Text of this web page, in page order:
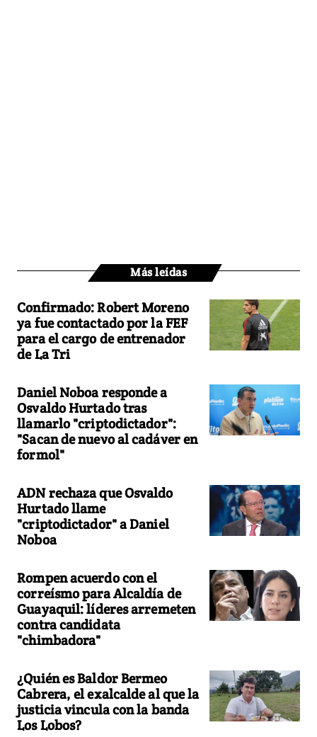
Más leídas
Confirmado: Robert Moreno
ya fue contactado por la FEF
para el cargo de entrenador
de La Tri
Daniel Noboa responde a
Osvaldo Hurtado tras
llamarlo "criptodictador":
"Sacan de nuevo al cadáver en
formol"
ADN rechaza que Osvaldo
Hurtado llame
"criptodictador" a Daniel
Noboa
Rompen acuerdo con el
correísmo para Alcaldía de
Guayaquil: líderes arremeten
contra candidata
"chimbadora"
¿Quién es Baldor Bermeo
Cabrera, el exalcalde al que la
justicia vincula con la banda
Los Lobos?